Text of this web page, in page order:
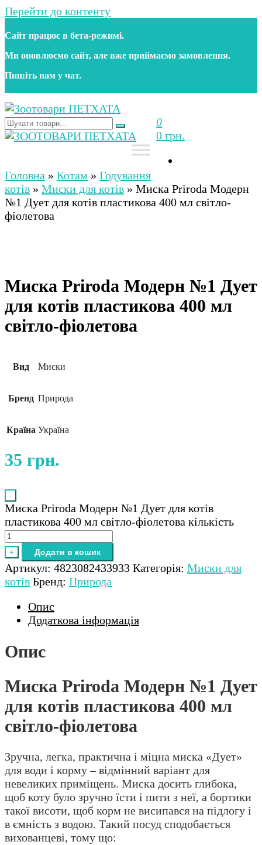
Перейти до контенту
Сайт працює в бета‑режимі.
Ми оновлюємо сайт, але вже приймаємо замовлення.
Пишіть нам у чат.
Зоотовари ПЕТХАТА
Зоомагазин для собак та котів | Корм, іграшки,
аксесуари та догляд за тваринами. Доставка по
0
0 грн.
Зоомагазин для собак та котів | Корм, іграшки,
аксесуари та догляд за тваринами. Доставка по
Україні
Головна » Котам » Годування
котів » Миски для котів » Миска Priroda Модерн
№1 Дует для котів пластикова 400 мл світло-
фіолетова
Миска Priroda Модерн №1 Дует
для котів пластикова 400 мл
світло-фіолетова
Вид Миски
Бренд Природа
Країна Україна
35 грн.
-
Миска Priroda Модерн №1 Дует для котів
пластикова 400 мл світло-фіолетова кількість
+ Додати в кошик
Артикул: 4823082433933 Категорія: Миски для
котів Бренд: Природа
Опис
Додаткова інформація
Опис
Миска Priroda Модерн №1 Дует
для котів пластикова 400 мл
світло-фіолетова
Зручна, легка, практична і міцна миска «Дует»
для води і корму – відмінний варіант для
невеликих приміщень. Миска досить глибока,
щоб коту було зручно їсти і пити з неї, а бортики
такої висоти, щоб корм не висипався на підлогу і
в ємність з водою. Такий посуд сподобається
вихованцеві, тому що: